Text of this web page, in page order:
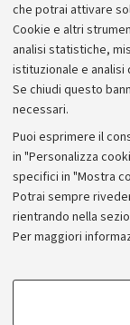
che potrai attivare
Cookie e altri
analisi statistiche,
istituzionale e
Se chiudi questo
necessari.
Puoi esprimere il
in "Personalizza
specifici in "Mostra
Potrai sempre
rientrando nella
Per maggiori
COOKIE DI